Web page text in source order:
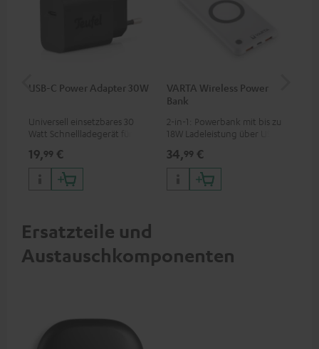
USB-C Power Adapter 30W
Universell einsetzbares 30
Watt Schnellladegerät für
Apple iPhones, Android
Smartphones, Tablets und
Geräte mit USB-C-Anschluss
19,99 €
VARTA Wireless Power
Bank
2-in-1: Powerbank mit bis zu
18W Ladeleistung über USB
bis zu 10W Ladestrom
34,99 €
Ersatzteile und
Austauschkomponenten